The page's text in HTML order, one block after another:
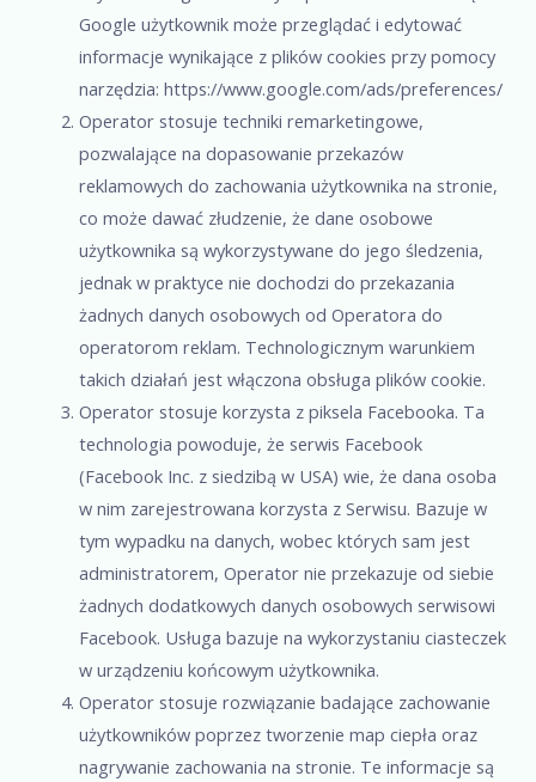
Google użytkownik może przeglądać i edytować
informacje wynikające z plików cookies przy pomocy
narzędzia: https://www.google.com/ads/preferences/
Operator stosuje techniki remarketingowe,
pozwalające na dopasowanie przekazów
reklamowych do zachowania użytkownika na stronie,
co może dawać złudzenie, że dane osobowe
użytkownika są wykorzystywane do jego śledzenia,
jednak w praktyce nie dochodzi do przekazania
żadnych danych osobowych od Operatora do
operatorom reklam. Technologicznym warunkiem
takich działań jest włączona obsługa plików cookie.
Operator stosuje korzysta z piksela Facebooka. Ta
technologia powoduje, że serwis Facebook
(Facebook Inc. z siedzibą w USA) wie, że dana osoba
w nim zarejestrowana korzysta z Serwisu. Bazuje w
tym wypadku na danych, wobec których sam jest
administratorem, Operator nie przekazuje od siebie
żadnych dodatkowych danych osobowych serwisowi
Facebook. Usługa bazuje na wykorzystaniu ciasteczek
w urządzeniu końcowym użytkownika.
Operator stosuje rozwiązanie badające zachowanie
użytkowników poprzez tworzenie map ciepła oraz
nagrywanie zachowania na stronie. Te informacje są